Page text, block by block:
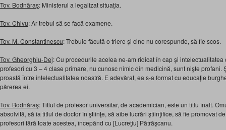
Tov. Bodnăraş: Ministerul a legalizat situaţia.
Tov. Chivu: Ar trebui să se facă examene.
Tov. M. Constantinescu: Trebuie făcută o triere şi cine nu corespunde, să fie scos.
Tov. Gheorghiu-Dej: Cu procedurile acelea ne-am ridicat în cap şi
profesori cu 3 – 4 clase primare, nu cunosc nimic din medicină, sunt nişte profani.
proastă între intelectualitatea noastră. E adevărat, ea s-a format cu educaţie
părerea ei.
Tov. Bodnăraş: Titlul de profesor universitar, de academician, este un titlu înalt.
absolvită, să ia titlul de doctor în ştiinţe, să aibe lucrări ştiinţifice, să fie promovat
profesori fără toate acestea, începând cu [Lucreţiu] Pătrăşcanu.